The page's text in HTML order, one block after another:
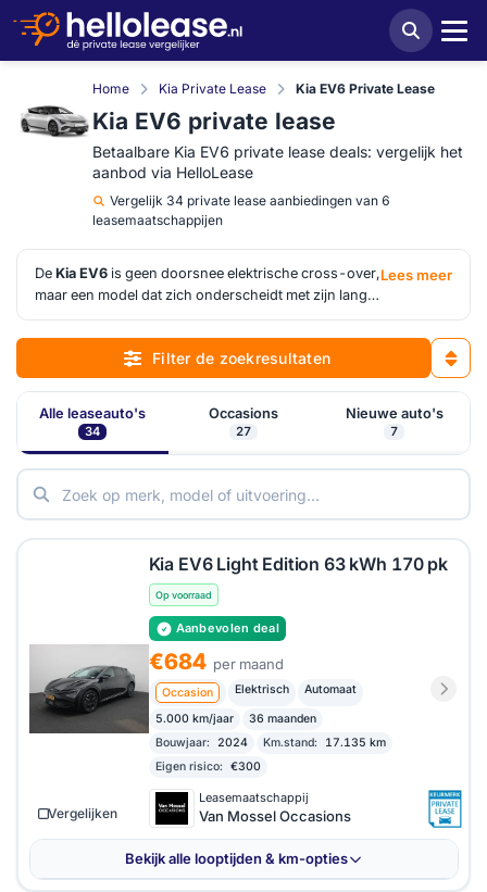
Home Kia Private Lease Kia EV6 Private Lease
Kia EV6 private lease
Betaalbare Kia EV6 private lease deals: vergelijk het
aanbod via HelloLease
Vergelijk 34 private lease aanbiedingen van 6
leasemaatschappijen
De Kia EV6 is geen doorsnee elektrische cross-over,
maar een model dat zich onderscheidt met zijn lange
wielbasis, krachtige proporties en opvallend
volwassen wegligging. Hij voelt ruim en modern,
zonder afstandelijk te worden in het dagelijks
gebruik. BijKia EV6 private leasekunnen de
verschillen flink oplopen, juist door variaties in
aandrijving, batterijversie en uitrustingsniveau. Op
HelloLease zie je snel welke aanbieding niet alleen
scherp geprijsd is, maar ook inhoudelijk het beste
aansluit op jouw wensen.
Lees meer
Filter de zoekresultaten
Alle leaseauto's
34
Occasions
27
Nieuwe auto's
7
Kia EV6 Light Edition 63 kWh 170 pk
Op voorraad
Aanbevolen deal
€684 per maand
Occasion Elektrisch Automaat
5.000 km/jaar
36 maanden
Bouwjaar:
2024 Km.stand:
17.135 km
Eigen risico:
€300
Leasemaatschappij
Van Mossel Occasions
Vergelijken
Bekijk alle looptijden & km-opties